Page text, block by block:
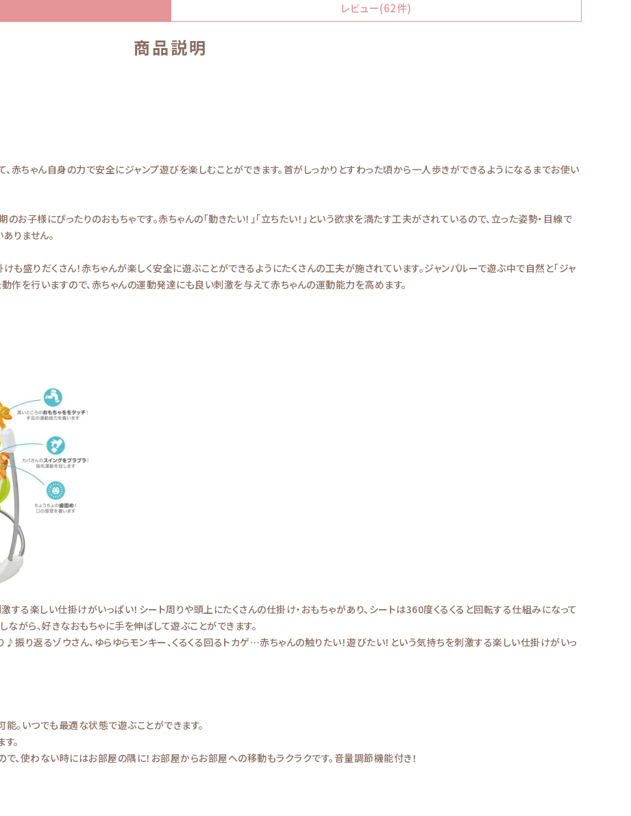
レビュー(62件)
商品説明
、赤ちゃん自身の力で安全にジャンプ遊びを楽しむことができます。首がしっかりとすわった頃から一人歩きができるようになるまでお使い
子様にぴったりのおもちゃです。赤ちゃんの「動きたい！」「立ちたい！」という欲求を満たす工夫がされているので、立った姿勢・目線で
りません。
も盛りだくさん！赤ちゃんが楽しく安全に遊ぶことができるようにたくさんの工夫が施されています。ジャンパルーで遊ぶ中で自然と「ジャ
動作を行いますので、赤ちゃんの運動発達にも良い刺激を与えて赤ちゃんの運動能力を高めます。
する楽しい仕掛けがいっぱい！シート周りや頭上にたくさんの仕掛け・おもちゃがあり、シートは360度くるくると回転する仕組みになって
がら、好きなおもちゃに手を伸ばして遊ぶことができます。
振り返るゾウさん、ゆらゆらモンキー、くるくる回るトカゲ…赤ちゃんの触りたい！遊びたい！という気持ちを刺激する楽しい仕掛けがいっ
。いつでも最適な状態で遊ぶことができます。
。
、使わない時にはお部屋の隅に！お部屋からお部屋への移動もラクラクです。音量調節機能付き！